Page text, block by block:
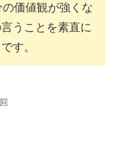
価値観が強くな
うことを素直に
す。